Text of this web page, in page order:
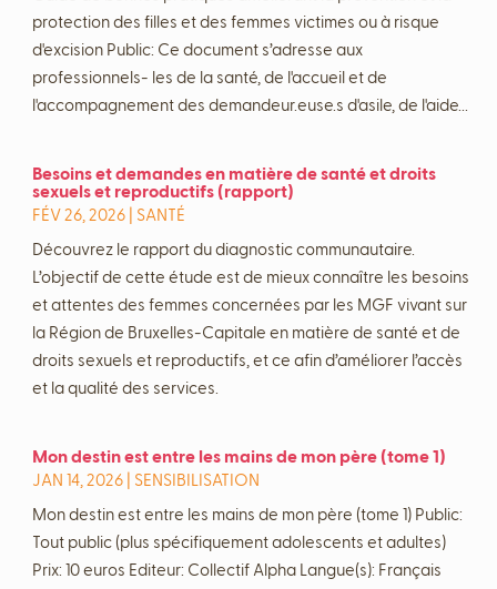
protection des filles et des femmes victimes ou à risque
d'excision Public: Ce document s’adresse aux
professionnels- les de la santé, de l'accueil et de
l'accompagnement des demandeur.euse.s d'asile, de l'aide...
Besoins et demandes en matière de santé et droits
sexuels et reproductifs (rapport)
FÉV 26, 2026 SANTÉ
Découvrez le rapport du diagnostic communautaire.
L’objectif de cette étude est de mieux connaître les besoins
et attentes des femmes concernées par les MGF vivant sur
la Région de Bruxelles-Capitale en matière de santé et de
droits sexuels et reproductifs, et ce afin d’améliorer l’accès
et la qualité des services.
Mon destin est entre les mains de mon père (tome 1)
JAN 14, 2026 SENSIBILISATION
Mon destin est entre les mains de mon père (tome 1) Public:
Tout public (plus spécifiquement adolescents et adultes)
Prix: 10 euros Editeur: Collectif Alpha Langue(s): Français